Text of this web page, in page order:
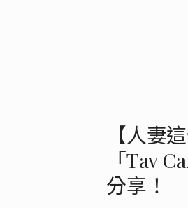
【人妻
「Tav
分享！